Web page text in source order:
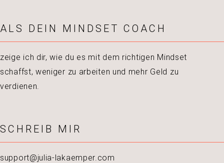
ALS DEIN MINDSET COACH
zeige ich dir, wie du es mit dem richtigen Mindset
schaffst, weniger zu arbeiten und mehr Geld zu
verdienen.
SCHREIB MIR
support@julia-lakaemper.com